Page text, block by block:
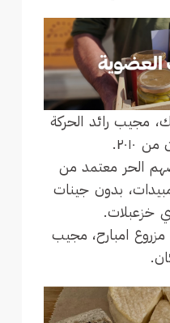
مجيب رائد الحركة
٢٠١٠.
الحر معتمد من
بدون جينات
خزعبلات.
امبارح، مجيب